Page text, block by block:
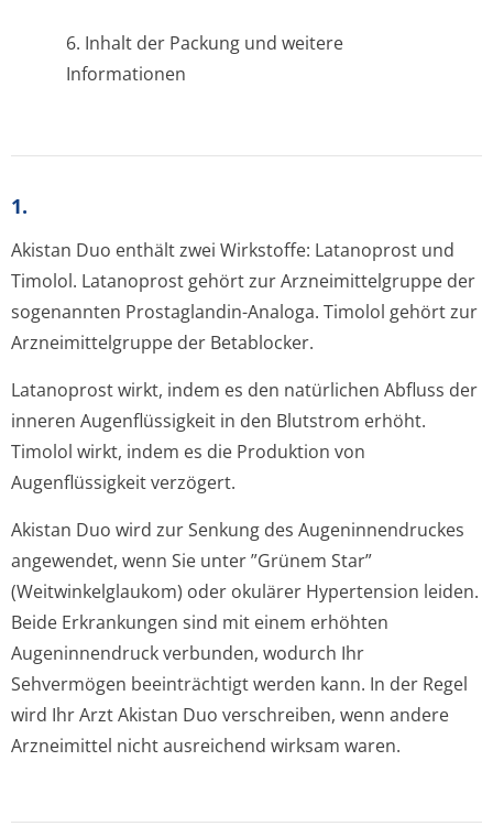
6. Inhalt der Packung und weitere
Informationen
1.
Akistan Duo enthält zwei Wirkstoffe: Latanoprost und
Timolol. Latanoprost gehört zur Arzneimittelgruppe der
sogenannten Prostaglandin-Analoga. Timolol gehört zur
Arzneimittelgruppe der Betablocker.
Latanoprost wirkt, indem es den natürlichen Abfluss der
inneren Augenflüssigkeit in den Blutstrom erhöht.
Timolol wirkt, indem es die Produktion von
Augenflüssigkeit verzögert.
Akistan Duo wird zur Senkung des Augeninnendruckes
angewendet, wenn Sie unter ”Grünem Star”
(Weitwinkelglaukom) oder okulärer Hypertension leiden.
Beide Erkrankungen sind mit einem erhöhten
Augeninnendruck verbunden, wodurch Ihr
Sehvermögen beeinträchtigt werden kann. In der Regel
wird Ihr Arzt Akistan Duo verschreiben, wenn andere
Arzneimittel nicht ausreichend wirksam waren.